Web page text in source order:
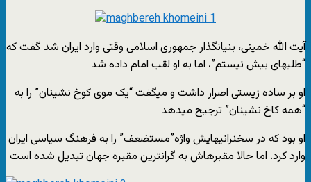
آیت الله خمینی، بنیانگذار جمهوری اسلامی وقتی وارد ایران شد گفت که
“طلبهای بیش نیستم”، اما به او لقب امام داده شد
او بر ساده زیستی اصرار داشت و میگفت “یک موی کوخ نشینان” را به
“همه کاخ نشینان” ترجیح میدهد
او بود که در سخنرانیهایش واژه”مستضعف” را به فرهنگ سیاسی ایران
وارد کرد. اما حالا مقبرهاش به گرانترین مقبره جهان تبدیل شده است